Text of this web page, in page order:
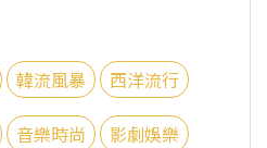
韓流風暴 西洋流行
音樂時尚 影劇娛樂